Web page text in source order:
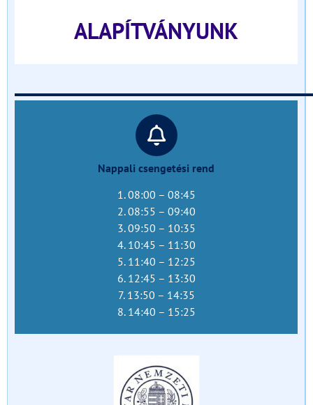
ALAPÍTVÁNYUNK
Nappali csengetési rend
1. 08:00 – 08:45
2. 08:55 – 09:40
3. 09:50 – 10:35
4. 10:45 – 11:30
5. 11:40 – 12:25
6. 12:45 – 13:30
7. 13:50 – 14:35
8. 14:40 – 15:25